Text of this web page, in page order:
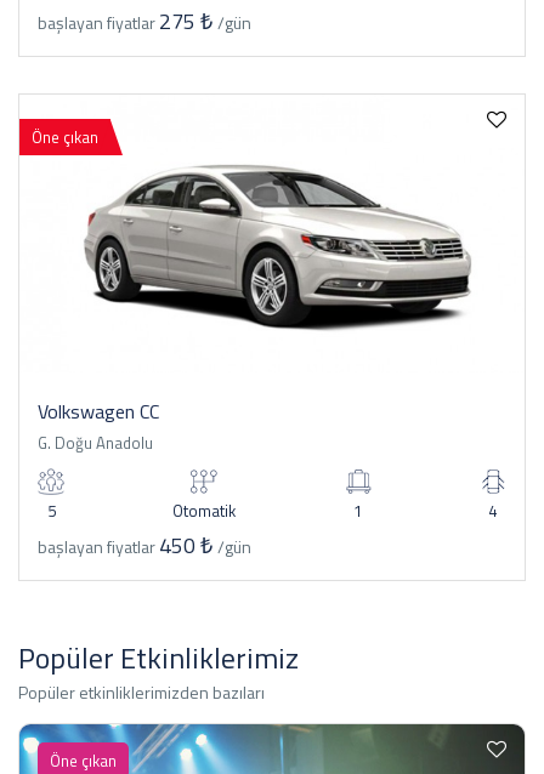
başlayan fiyatlar275 ₺/gün
Öne çıkan
Volkswagen CC
G. Doğu Anadolu
5 Otomatik 1 4
başlayan fiyatlar450 ₺/gün
Popüler Etkinliklerimiz
Popüler etkinliklerimizden bazıları
Öne çıkan